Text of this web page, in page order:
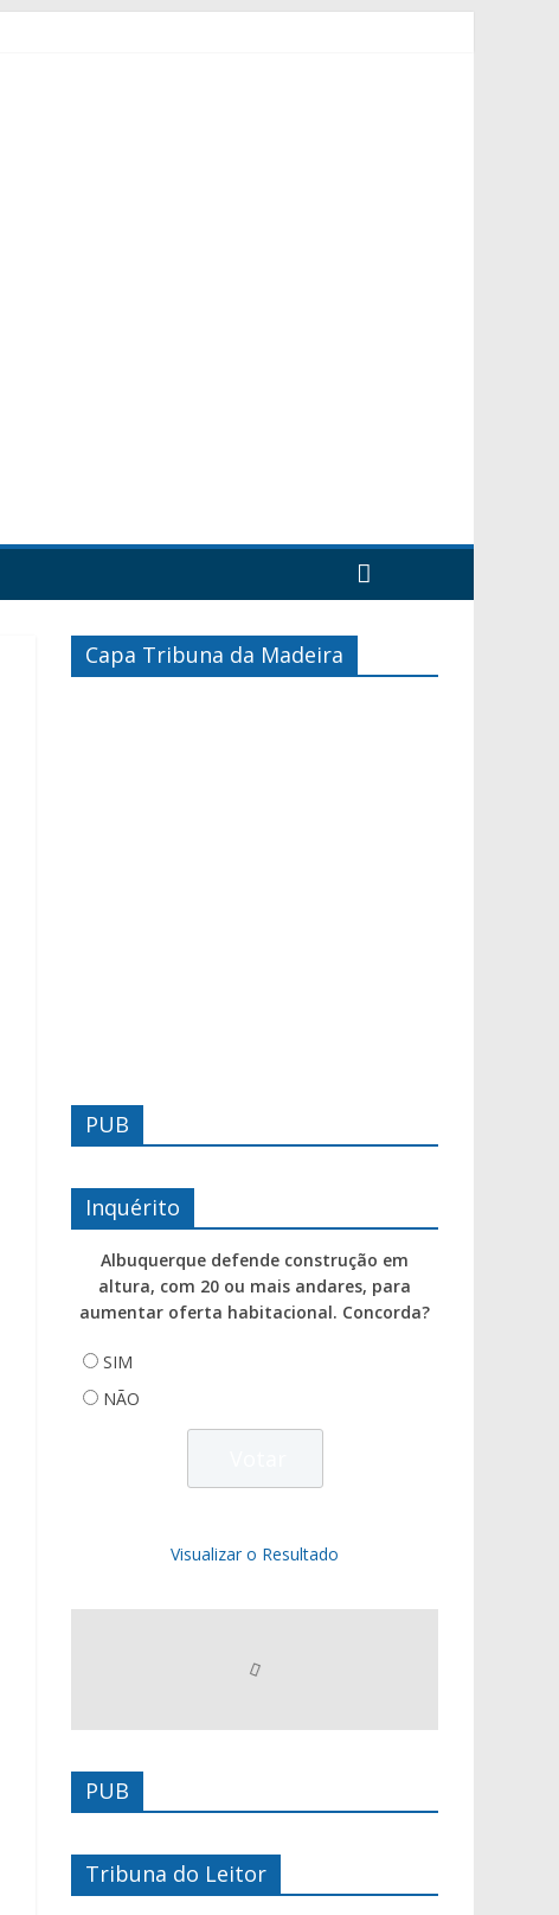
Capa Tribuna da Madeira
PUB
Inquérito
Albuquerque defende construção em
altura, com 20 ou mais andares, para
aumentar oferta habitacional. Concorda?
SIM
NÃO
Visualizar o Resultado
PUB
Tribuna do Leitor